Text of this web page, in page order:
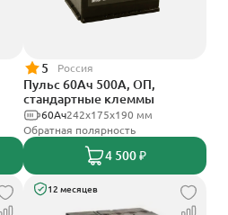
5 Россия
Пульс 60Ач 500А, ОП,
стандартные клеммы
242x175x190 мм
60Ач
Обратная полярность
4 500 ₽
12 месяцев